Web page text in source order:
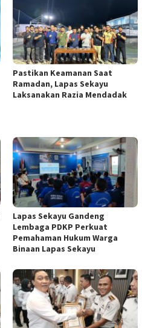
Pastikan Keamanan Saat
Ramadan, Lapas Sekayu
Laksanakan Razia Mendadak
Lapas Sekayu Gandeng
Lembaga PDKP Perkuat
Pemahaman Hukum Warga
Binaan Lapas Sekayu